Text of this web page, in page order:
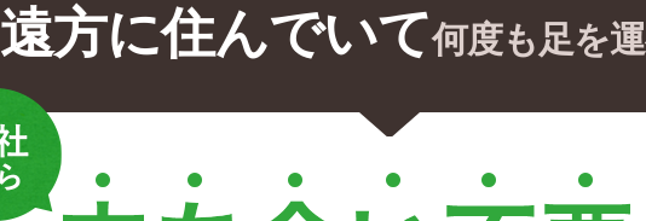
遠方に住んでいて何度も足を